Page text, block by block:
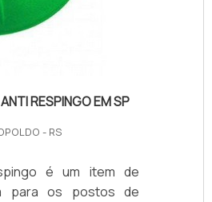
RESPINGO EM SP
- RS
é um item de
para os postos de